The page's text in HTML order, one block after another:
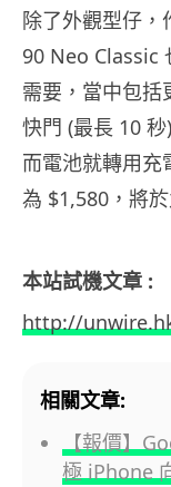
除了外觀型仔
90 Neo Classic
需要，當中包括
快門 (最長 10
而電池就轉用充
為 $1,580，將
本站試機文章 :
http://
相關文章:
【報價】
極 iPhone